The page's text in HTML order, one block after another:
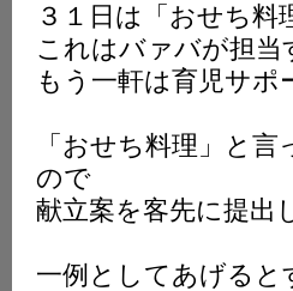
３１日は「おせち料
これはバァバが担当
もう一軒は育児サ
「おせち料理」と
ので
献立案を客先に提出
一例としてあげる